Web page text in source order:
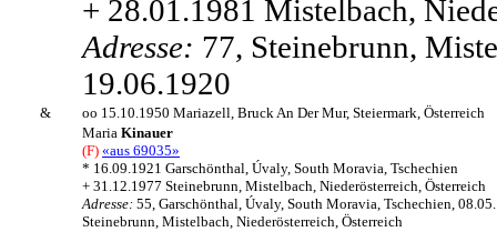
+ 28.01.1981 Mistelbach,
Adresse: 77, Steinebrunn,
19.06.1920
&
oo 15.10.1950 Mariazell, Bruck An Der Mur, Steiermark, Österreich
Maria Kinauer
(F) «aus 69035»
* 16.09.1921 Garschönthal, Úvaly, South Moravia, Tschechien
+ 31.12.1977 Steinebrunn, Mistelbach, Niederösterreich, Österreich
Adresse: 55, Garschönthal, Úvaly, South Moravia, Tschechien,
Steinebrunn, Mistelbach, Niederösterreich, Österreich